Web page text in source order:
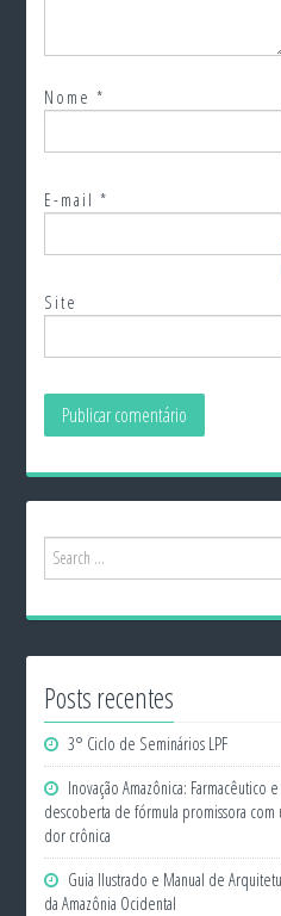
Nome*
E-mail*
Site
Posts recentes
3° Ciclo de Seminários LPF
Inovação Amazônica: Farmacêutico
descoberta de fórmula promissora com
dor crônica
Guia Ilustrado e Manual de
da Amazônia Ocidental